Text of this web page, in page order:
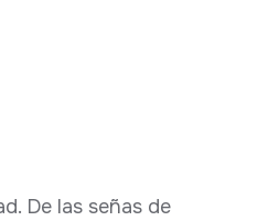
De las señas de